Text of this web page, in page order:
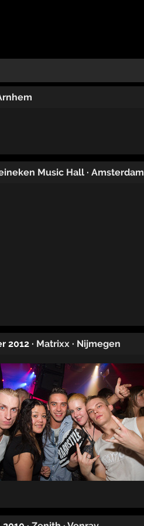
Music Hall · Amsterdam
2012 · Matrixx · Nijmegen